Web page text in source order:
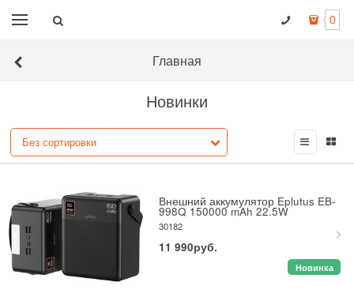
0
Главная
Новинки
Внешний аккумулятор Eplutus EB-
998Q 150000 mAh 22.5W
30182
11 990руб.
Новинка